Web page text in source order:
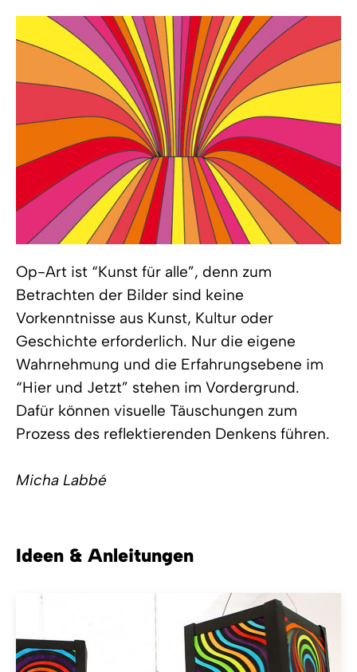
Op-Art ist “Kunst für alle”, denn zum
Betrachten der Bilder sind keine
Vorkenntnisse aus Kunst, Kultur oder
Geschichte erforderlich. Nur die eigene
Wahrnehmung und die Erfahrungsebene im
“Hier und Jetzt” stehen im Vordergrund.
Dafür können visuelle Täuschungen zum
Prozess des reflektierenden Denkens führen.
Micha Labbé
Ideen & Anleitungen